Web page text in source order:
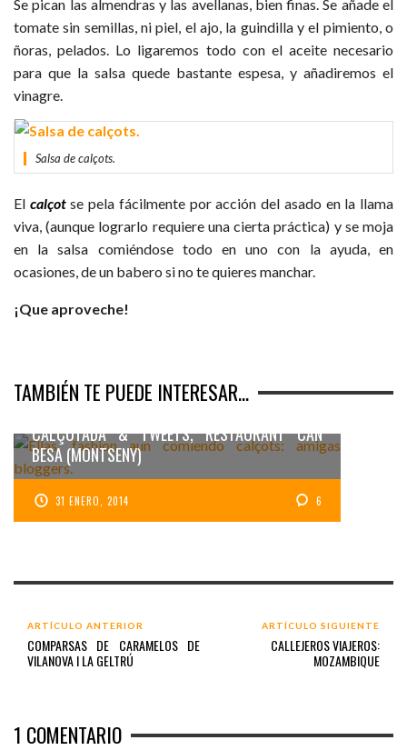
Se pican las almendras y las avellanas, bien finas. Se añade el
tomate sin semillas, ni piel, el ajo, la guindilla y el pimiento, o
ñoras, pelados. Lo ligaremos todo con el aceite necesario
para que la salsa quede bastante espesa, y añadiremos el
vinagre.
Salsa de calçots.
El calçotse pela fácilmente por acción del asado en la llama
viva, (aunque lograrlo requiere una cierta práctica) y se moja
en la salsa comiéndose todo en uno con la ayuda, en
ocasiones, de un babero si no te quieres manchar.
¡Que aproveche!
TAMBIÉN TE PUEDE INTERESAR...
CALÇOTADA & TWEETS, RESTAURANT CAN
BESA (MONTSENY)
31 ENERO, 2014 6
ARTÍCULO ANTERIOR
COMPARSAS DE CARAMELOS DE
VILANOVA I LA GELTRÚ
ARTÍCULO SIGUIENTE
CALLEJEROS VIAJEROS:
MOZAMBIQUE
1 COMENTARIO